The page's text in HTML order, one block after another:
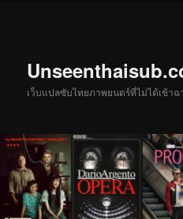
เว็บแปลซับไทยภาพยนตร์ที่ไม่ได้เข้าฉ